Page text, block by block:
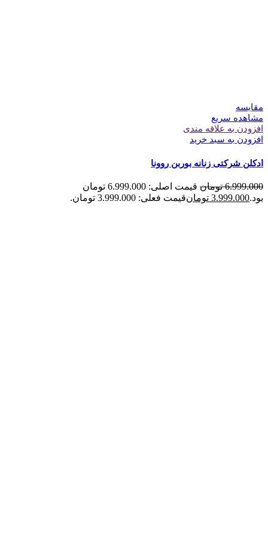
مقایسه
مشاهده سریع
افزودن به علاقه مندی
افزودن به سبد خرید
ادکلن شرکتی زنانه بوربن روونا
6.999.000 تومان
قیمت اصلی: 6.999.000 تومان
بود.3.999.000 تومانقیمت فعلی: 3.999.000 تومان.